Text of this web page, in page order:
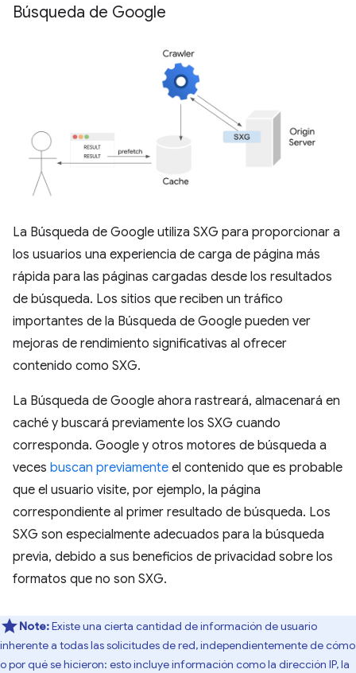
Búsqueda de Google
La Búsqueda de Google utiliza SXG para proporcionar a
los usuarios una experiencia de carga de página más
rápida para las páginas cargadas desde los resultados
de búsqueda. Los sitios que reciben un tráfico
importantes de la Búsqueda de Google pueden ver
mejoras de rendimiento significativas al ofrecer
contenido como SXG.
La Búsqueda de Google ahora rastreará, almacenará en
caché y buscará previamente los SXG cuando
corresponda. Google y otros motores de búsqueda a
veces buscan previamente el contenido que es probable
que el usuario visite, por ejemplo, la página
correspondiente al primer resultado de búsqueda. Los
SXG son especialmente adecuados para la búsqueda
previa, debido a sus beneficios de privacidad sobre los
formatos que no son SXG.
Note:Existe una cierta cantidad de información de usuario
inherente a todas las solicitudes de red, independientemente de cómo
o por qué se hicieron: esto incluye información como la dirección IP, la